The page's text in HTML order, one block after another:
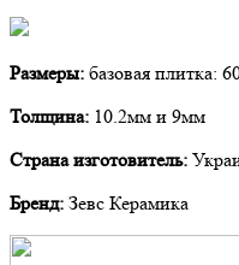
Размеры: базовая плитка:
Толщина: 10.2мм и 9мм
Страна изготовитель:
Бренд: Зевс Керамика